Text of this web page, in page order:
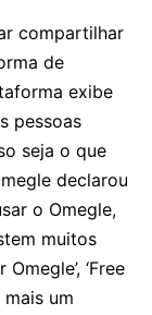
compartilhar
de
exibe
pessoas
seja o que
declarou
o Omegle,
muitos
‘Free
mais um